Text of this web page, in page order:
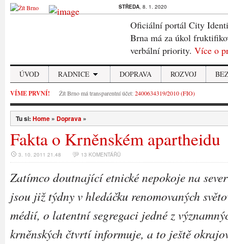
STŘEDA, 8. 1. 2020
Oficiální portál City
Brna má za úkol
verbální priority. Více o
ÚVOD RADNICE DOPRAVA ROZVOJ
VÍME PRVNÍ! Žít Brno má transparentní účet:2400634319/2010 (FIO)
Tu si: Home » Doprava »
Fakta o Krněnském apartheidu
3. 10. 2011 21.48 13 KOMENTÁŘŮ
Zatímco doutnající etnické nepokoje na
jsou již týdny v hledáčku renomovaných
médií, o latentní segregaci jedné z
krněnských čtvrtí informuje, a to ještě